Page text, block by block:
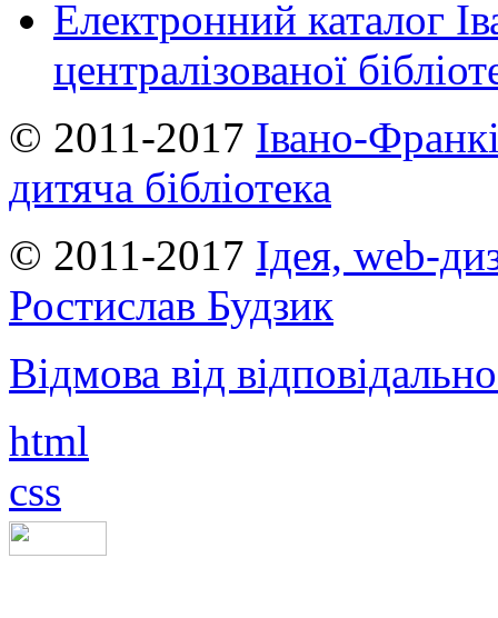
Електронний каталог
централізованої
© 2011-2017 Івано-
дитяча бібліотека
© 2011-2017 Ідея, web-
Ростислав Будзик
Відмова від
html
css